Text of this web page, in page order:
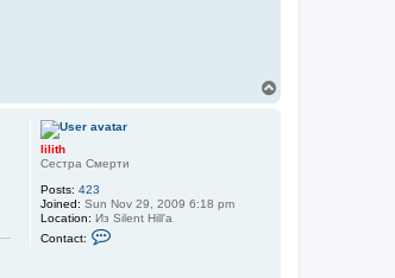
lilith
Сестра Смерти
Posts: 423
Joined: Sun Nov 29, 2009 6:18 pm
Location: Из Silent Hill'a
Contact: